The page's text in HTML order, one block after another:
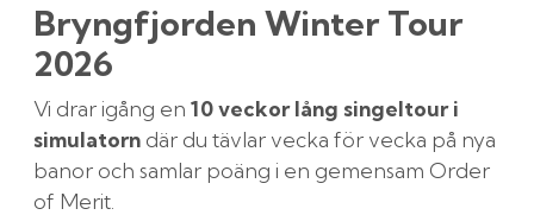
Bryngfjorden Winter Tour
2026
Vi drar igång en10 veckor lång singeltour i
simulatorn där du tävlar vecka för vecka på nya
banor och samlar poäng i en gemensam Order
of Merit.